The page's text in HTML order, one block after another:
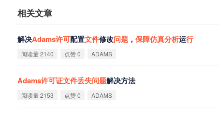
相关文章
解决Adams许可配置文件修改问题 ， 保障仿真分析运行
阅读量 2140 点赞 0 ADAMS
Adams许可证文件丢失问题解决方法
阅读量 2153 点赞 0 ADAMS